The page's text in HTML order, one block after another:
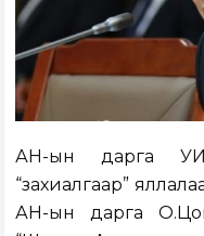
АН-ын дарга
“захиалгаар”
АН-ын дарга